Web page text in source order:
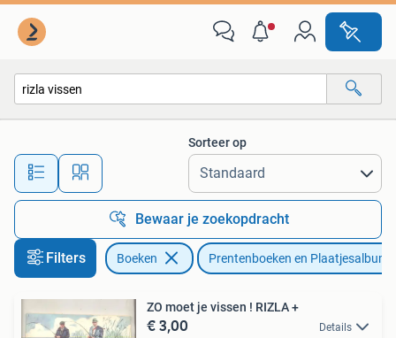
Alle afstanden…
Sorteer op
Bewaar je zoekopdracht
Filters Boeken Prentenboeken en Plaatjesalbums
ZO moet je vissen ! RIZLA +
€ 3,00 Details